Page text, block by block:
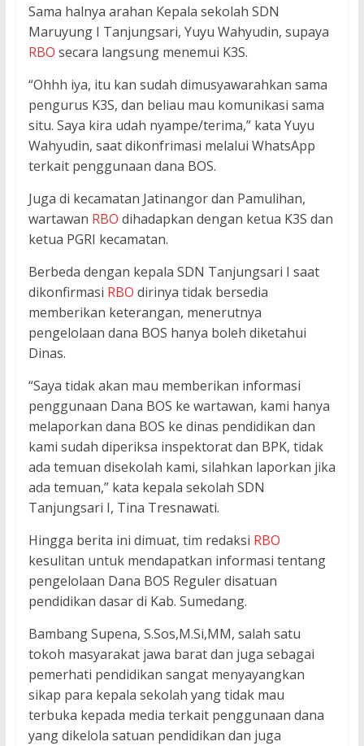
Sama halnya arahan Kepala sekolah SDN
Maruyung I Tanjungsari, Yuyu Wahyudin, supaya
RBO secara langsung menemui K3S.
“Ohhh iya, itu kan sudah dimusyawarahkan sama
pengurus K3S, dan beliau mau komunikasi sama
situ. Saya kira udah nyampe/terima,” kata Yuyu
Wahyudin, saat dikonfrimasi melalui WhatsApp
terkait penggunaan dana BOS.
Juga di kecamatan Jatinangor dan Pamulihan,
wartawan RBO dihadapkan dengan ketua K3S dan
ketua PGRI kecamatan.
Berbeda dengan kepala SDN Tanjungsari I saat
dikonfirmasi RBO dirinya tidak bersedia
memberikan keterangan, menerutnya
pengelolaan dana BOS hanya boleh diketahui
Dinas.
“Saya tidak akan mau memberikan informasi
penggunaan Dana BOS ke wartawan, kami hanya
melaporkan dana BOS ke dinas pendidikan dan
kami sudah diperiksa inspektorat dan BPK, tidak
ada temuan disekolah kami, silahkan laporkan jika
ada temuan,” kata kepala sekolah SDN
Tanjungsari I, Tina Tresnawati.
Hingga berita ini dimuat, tim redaksi RBO
kesulitan untuk mendapatkan informasi tentang
pengelolaan Dana BOS Reguler disatuan
pendidikan dasar di Kab. Sumedang.
Bambang Supena, S.Sos,M.Si,MM, salah satu
tokoh masyarakat jawa barat dan juga sebagai
pemerhati pendidikan sangat menyayangkan
sikap para kepala sekolah yang tidak mau
terbuka kepada media terkait penggunaan dana
yang dikelola satuan pendidikan dan juga